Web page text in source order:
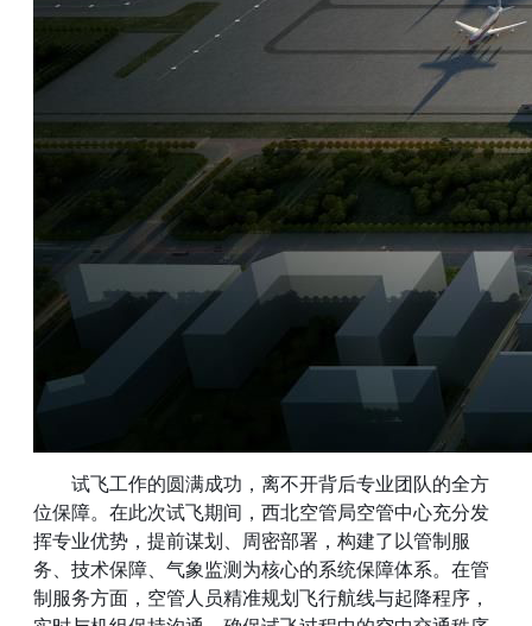
试飞工作的圆满成功，离不开背后专业团队的全方
位保障。在此次试飞期间，西北空管局空管中心充分发
挥专业优势，提前谋划、周密部署，构建了以管制服
务、技术保障、气象监测为核心的系统保障体系。在管
制服务方面，空管人员精准规划飞行航线与起降程序，